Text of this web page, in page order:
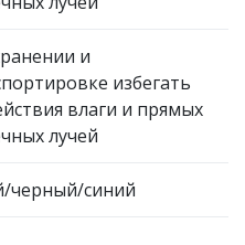
и
избегать
влаги и прямых
лучей
черный/синий